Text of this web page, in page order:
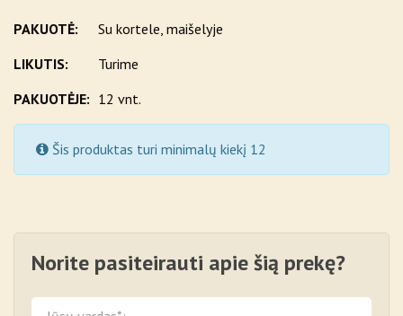
PAKUOTĖ:
Su kortele, maišelyje
LIKUTIS:
Turime
PAKUOTĖJE: 12 vnt.
Šis produktas turi minimalų kiekį 12
Norite pasiteirauti apie šią prekę?